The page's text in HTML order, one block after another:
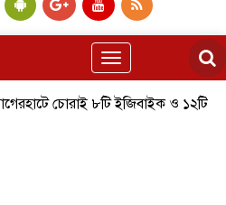
Toggle
navigation
চোরাই ৮টি ইজিবাইক ও ১২টি